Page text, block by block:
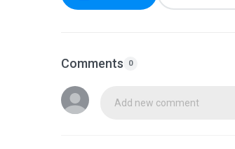
Comments 0
Add new comment